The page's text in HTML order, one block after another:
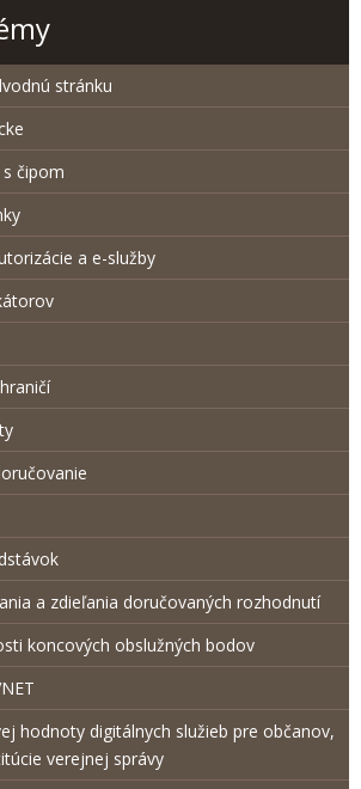
stránku
čipom
a e-služby
a zdieľania doručovaných rozhodnutí
koncových obslužných bodov
hodnoty digitálnych služieb pre občanov,
verejnej správy